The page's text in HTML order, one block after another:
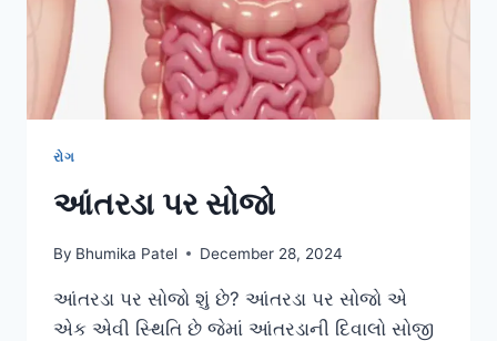
રોગ
આંતરડા પર સોજો
By Bhumika Patel December 28, 2024
આંતરડા પર સોજો શું છે? આંતરડા પર સોજો એ
એક એવી સ્થિતિ છે જેમાં આંતરડાની દિવાલો સોજી